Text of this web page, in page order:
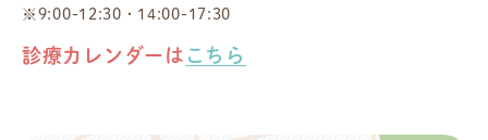
※9:00-12:30・14:00-17:30
診療カレンダーは こちら